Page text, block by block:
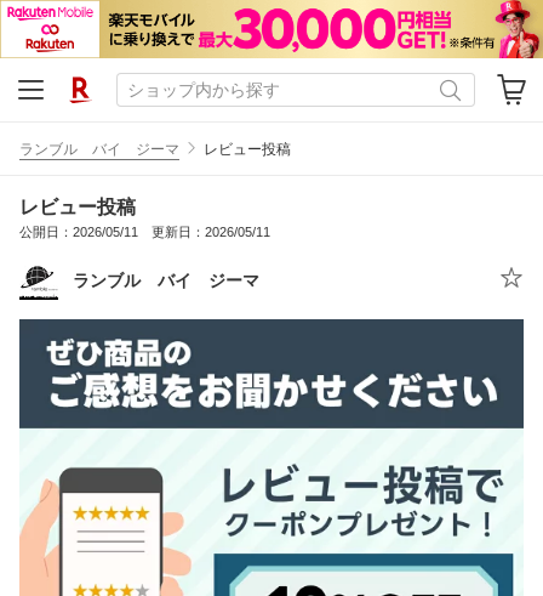
ランブル バイ ジーマ レビュー投稿
レビュー投稿
公開日：2026/05/11 更新日：2026/05/11
ランブル バイ ジーマ